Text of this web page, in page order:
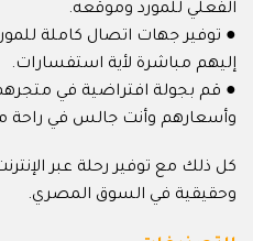
الفعلي للمورد وموقعه.
● توفير جهات اتصال كاملة
إليهم مباشرة لأية استفسارات.
● قم بجولة افتراضية في
وأسعارهم وأنت جالس في راحة
كل ذلك مع توفير رحلة عبر
وحقيقية في السوق المصري.